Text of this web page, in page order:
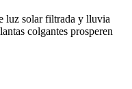
luz solar filtrada y lluvia
colgantes prosperen